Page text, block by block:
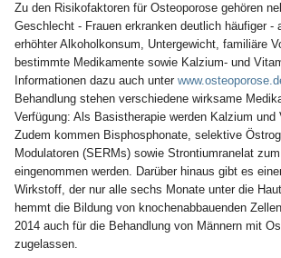
Zu den Risikofaktoren für Osteoporose gehören
Geschlecht - Frauen erkranken deutlich häufiger -
erhöhter Alkoholkonsum, Untergewicht, familiäre
bestimmte Medikamente sowie Kalzium- und
Informationen dazu auch unter
Behandlung stehen verschiedene wirksame
Verfügung: Als Basistherapie werden Kalzium und
Zudem kommen Bisphosphonate, selektive
Modulatoren (SERMs) sowie Strontiumranelat
eingenommen werden. Darüber hinaus gibt es
Wirkstoff, der nur alle sechs Monate unter die
hemmt die Bildung von knochenabbauenden
2014 auch für die Behandlung von Männern mit
zugelassen.